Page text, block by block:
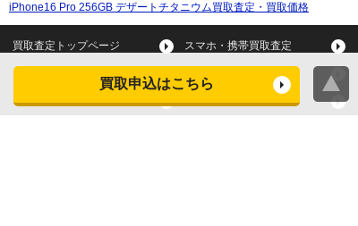
買取申込はこちら
iPhone16 Pro 256GB デザートチタニウム買取査定・買取価格
買取査定トップページ スマホ・携帯買取査定
タブレット買取査定
スマートウォッチ買取査定 デジカメ買取査定